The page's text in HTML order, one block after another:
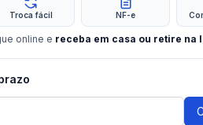
Troca fácil NF-e
online e receba em casa ou retire na